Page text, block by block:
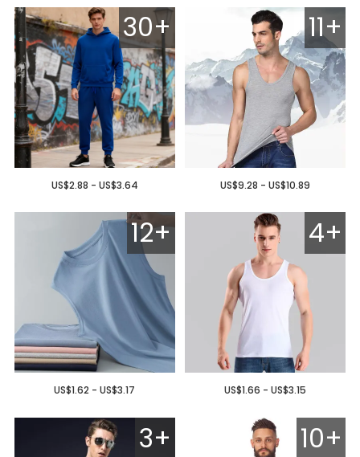
30+
US$2.88 - US$3.64
11+
US$9.28 - US$10.89
12+
US$1.62 - US$3.17
4+
US$1.66 - US$3.15
3+ 10+